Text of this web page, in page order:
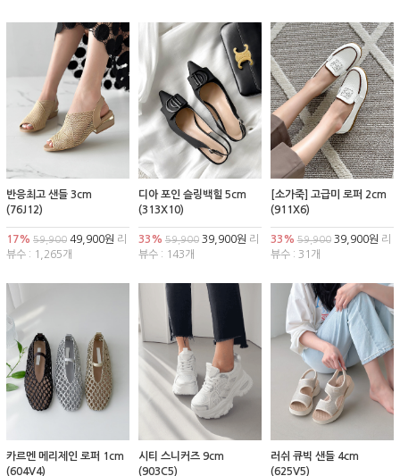
반응최고 샌들 3cm
(76J12)
17% 59,900 49,900원 리
뷰수 : 1,265개
디아 포인 슬링백힐 5cm
(313X10)
33% 59,90039,900원 리
뷰수 : 143개
[소가죽] 고급미 로퍼 2cm
(911X6)
33% 59,90039,900원 리
뷰수 : 31개
카르멘 메리제인 로퍼 1cm
(604V4)
시티 스니커즈 9cm
(903C5)
러쉬 큐빅 샌들 4cm
(625V5)